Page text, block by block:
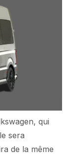
qui
sera
de la même